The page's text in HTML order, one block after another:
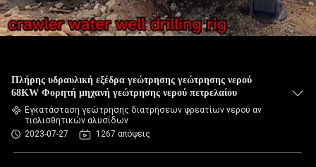
Πλήρης υδραυλική εξέδρα γεώτρησης γεώτρησης νερού
68KW Φορητή μηχανή γεώτρησης νερού πετρελαίου
Εγκατάσταση γεώτρησης διατρήσεων φρεατίων νερού αν
τιολισθητικών αλυσίδων
2023-07-27
1267 απόψεις